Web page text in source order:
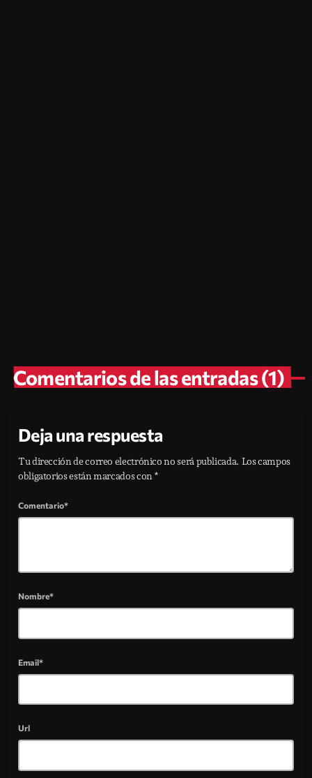
Comentarios de las entradas (1)
Deja una respuesta
Tu dirección de correo electrónico no será publicada. Los campos
obligatorios están marcados con *
Comentario*
Nombre*
Email*
Url